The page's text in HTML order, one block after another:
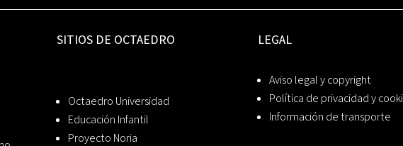
SITIOS DE OCTAEDRO
Octaedro Universidad
Educación Infantil
Proyecto Noria
LEGAL
Aviso legal y copyright
Política de privacidad y
Información de transporte